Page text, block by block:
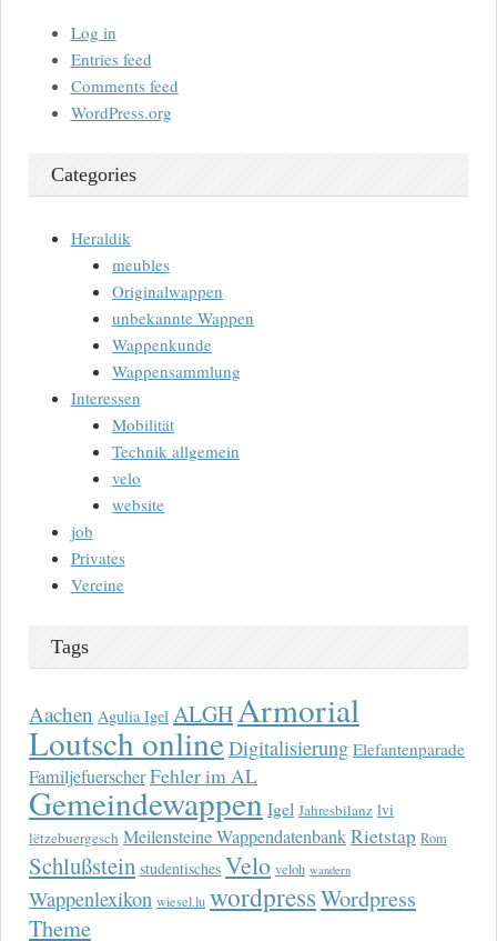
Log in
Entries feed
Comments feed
WordPress.org
Categories
Heraldik
meubles
Originalwappen
unbekannte Wappen
Wappenkunde
Wappensammlung
Interessen
Mobilität
Technik allgemein
velo
website
job
Privates
Vereine
Tags
Aachen Agulia Igel ALGHArmorial
Loutsch onlineDigitalisierung Elefantenparade
FamiljefuerscherFehler im AL
Gemeindewappen Igel Jahresbilanz lvi
lëtzebuergesch Meilensteine WappendatenbankRietstap Rom
Schlußstein studentisches Velo veloh wandern
Wappenlexikon wiesel.lu wordpressWordpress
Theme